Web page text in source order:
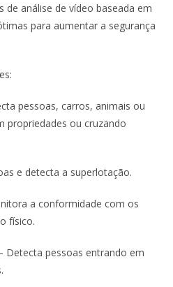
de análise de vídeo baseada em
para aumentar a segurança
pessoas, carros, animais ou
propriedades ou cruzando
e detecta a superlotação.
a conformidade com os
físico.
Detecta pessoas entrando em